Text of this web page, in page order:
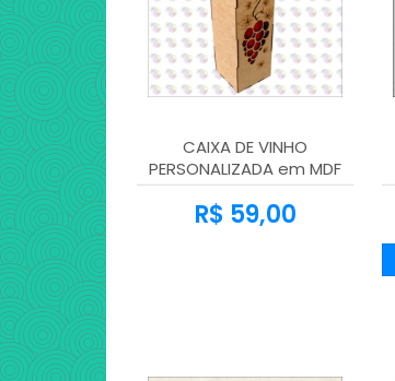
CAIXA DE VINHO
PERSONALIZADA em MDF
3mm
R$ 59,00